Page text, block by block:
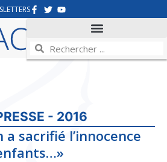
- 2016
a sacrifié l’innocence